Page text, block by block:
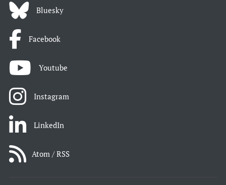
Bluesky
Facebook
Youtube
Instagram
LinkedIn
Atom / RSS